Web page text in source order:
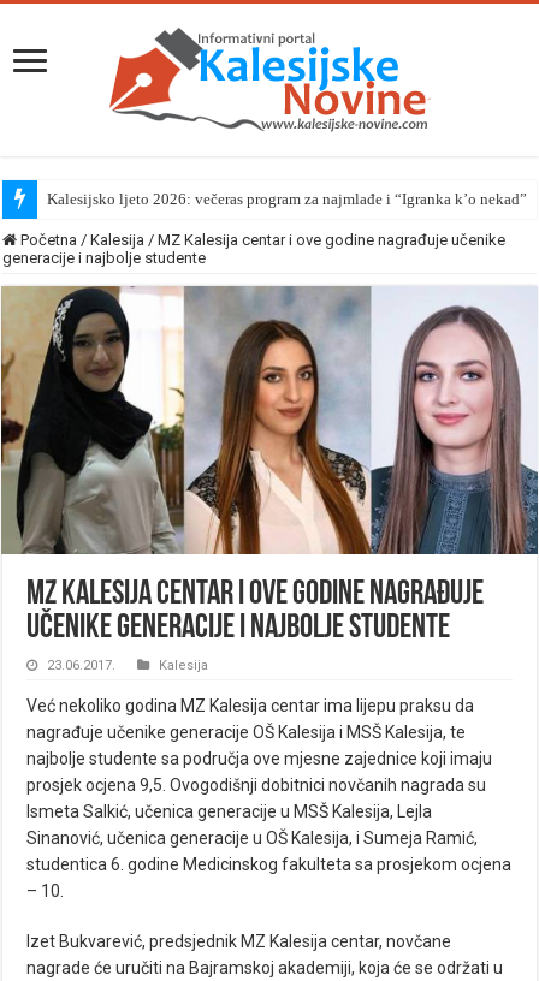
Kalesijsko ljeto 2026: večeras program za najmlađe i “Igranka k’o nekad”
Početna / Kalesija / MZ Kalesija centar i ove godine nagrađuje učenike
generacije i najbolje studente
MZ Kalesija centar i ove godine nagrađuje
učenike generacije i najbolje studente
23.06.2017. Kalesija
Već nekoliko godina MZ Kalesija centar ima lijepu praksu da
nagrađuje učenike generacije OŠ Kalesija i MSŠ Kalesija, te
najbolje studente sa područja ove mjesne zajednice koji imaju
prosjek ocjena 9,5. Ovogodišnji dobitnici novčanih nagrada su
Ismeta Salkić, učenica generacije u MSŠ Kalesija, Lejla
Sinanović, učenica generacije u OŠ Kalesija, i Sumeja Ramić,
studentica 6. godine Medicinskog fakulteta sa prosjekom ocjena
– 10.
Izet Bukvarević, predsjednik MZ Kalesija centar, novčane
nagrade će uručiti na Bajramskoj akademiji, koja će se održati u